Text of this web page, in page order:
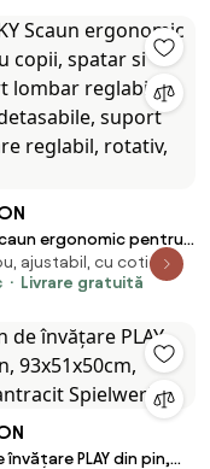
ergonomic pentru
si suport lombar
huse detasabile,
Gri
ajustabil, cu cotiere
Livrare gratuită
învățare PLAY din pin,